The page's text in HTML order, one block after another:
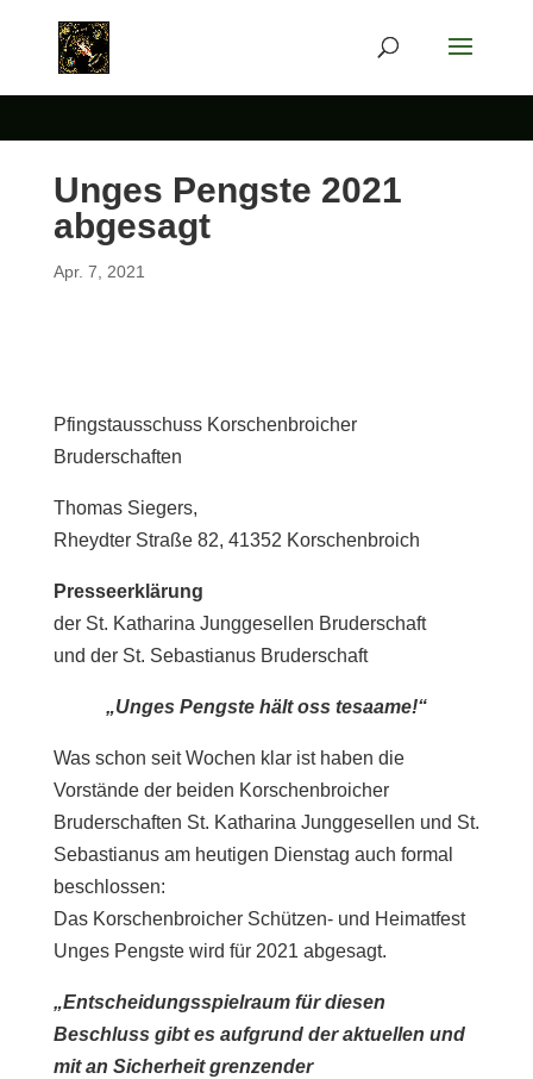
Unges Pengste 2021
abgesagt
Apr. 7, 2021
Pfingstausschuss Korschenbroicher
Bruderschaften
Thomas Siegers,
Rheydter Straße 82, 41352 Korschenbroich
Presseerklärung
der St. Katharina Junggesellen Bruderschaft
und der St. Sebastianus Bruderschaft
„Unges Pengste hält oss tesaame!“
Was schon seit Wochen klar ist haben die
Vorstände der beiden Korschenbroicher
Bruderschaften St. Katharina Junggesellen und St.
Sebastianus am heutigen Dienstag auch formal
beschlossen:
Das Korschenbroicher Schützen- und Heimatfest
Unges Pengste wird für 2021 abgesagt.
„Entscheidungsspielraum für diesen
Beschluss gibt es aufgrund der aktuellen und
mit an Sicherheit grenzender